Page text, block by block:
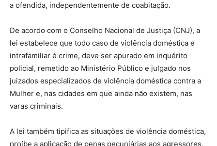
a ofendida, independentemente de coabitação.
De acordo com o Conselho Nacional de Justiça (CNJ), a
lei estabelece que todo caso de violência doméstica e
intrafamiliar é crime, deve ser apurado em inquérito
policial, remetido ao Ministério Público e julgado nos
juizados especializados de violência doméstica contra a
Mulher e, nas cidades em que ainda não existem, nas
varas criminais.
A lei também tipifica as situações de violência doméstica,
proíbe a aplicação de penas pecuniárias aos agressores,